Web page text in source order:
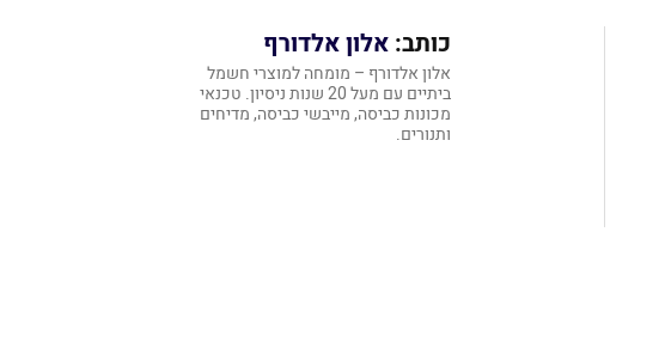
כותב: אלון אלדורף
אלון אלדורף – מומחה למוצרי חשמל
ביתיים עם מעל 20 שנות ניסיון. טכנאי
מכונות כביסה, מייבשי כביסה, מדיחים
ותנורים.